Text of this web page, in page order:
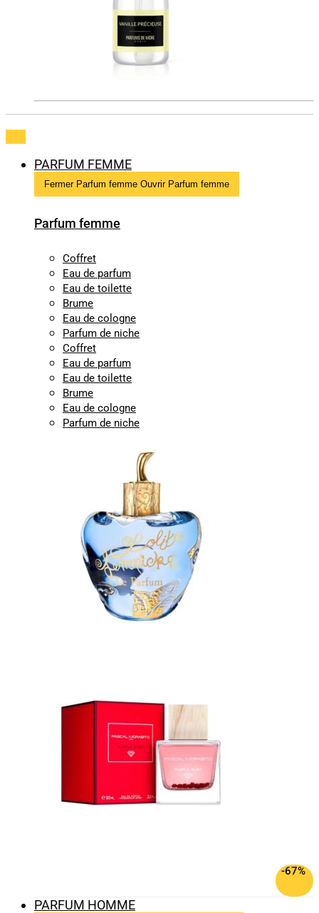
PARFUM FEMME
Fermer Parfum femme Ouvrir Parfum femme
Parfum femme
Coffret
Eau de parfum
Eau de toilette
Brume
Eau de cologne
Parfum de niche
Coffret
Eau de parfum
Eau de toilette
Brume
Eau de cologne
Parfum de niche
-67%
PARFUM HOMME